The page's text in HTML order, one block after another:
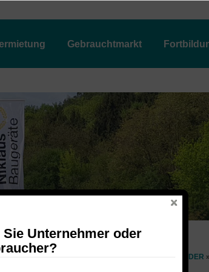
Gebrauchtmarkt
FÜR KOMPAKTLADER UND KOMPAKTE RADLADER
Sie Unternehmer oder